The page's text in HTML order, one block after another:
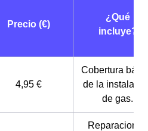
Precio (€)
¿Qué
incluye?
4,95 €
Cobertura
de la
de gas.
Reparaciones